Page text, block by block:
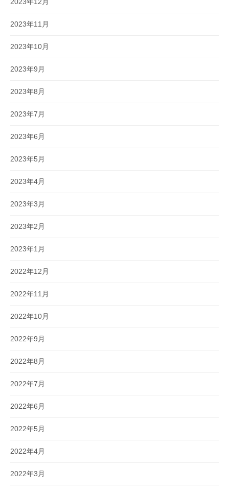
2023年11月
2023年10月
2023年9月
2023年8月
2023年7月
2023年6月
2023年5月
2023年4月
2023年3月
2023年2月
2023年1月
2022年12月
2022年11月
2022年10月
2022年9月
2022年8月
2022年7月
2022年6月
2022年5月
2022年4月
2022年3月